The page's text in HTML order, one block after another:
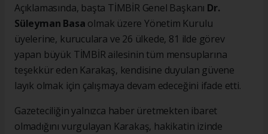
Açıklamasında, başta TİMBİR Genel Başkanı Dr.
Süleyman Basa olmak üzere Yönetim Kurulu
üyelerine, kuruculara ve 26 ülkede, 81 ilde görev
yapan büyük TİMBİR ailesinin tüm mensuplarına
teşekkür eden Karakaş, kendisine duyulan güvene
layık olmak için çalışmaya devam edeceğini ifade etti.
Gazeteciliğin yalnızca haber üretmekten ibaret
olmadığını vurgulayan Karakaş, hakikatin izinde